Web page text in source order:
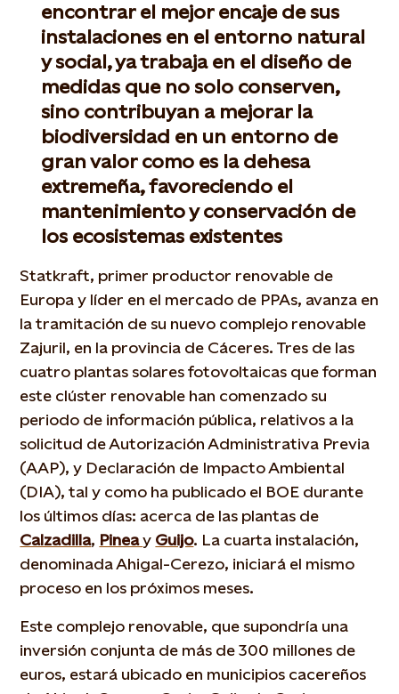
encontrar el mejor encaje de sus
instalaciones en el entorno natural
y social, ya trabaja en el diseño de
medidas que no solo conserven,
sino contribuyan a mejorar la
biodiversidad en un entorno de
gran valor como es la dehesa
extremeña, favoreciendo el
mantenimiento y conservación de
los ecosistemas existentes
Statkraft, primer productor renovable de
Europa y líder en el mercado de PPAs, avanza en
la tramitación de su nuevo complejo renovable
Zajuril, en la provincia de Cáceres. Tres de las
cuatro plantas solares fotovoltaicas que forman
este clúster renovable han comenzado su
periodo de información pública, relativos a la
solicitud de Autorización Administrativa Previa
(AAP), y Declaración de Impacto Ambiental
(DIA), tal y como ha publicado el BOE durante
los últimos días: acerca de las plantas de
Calzadilla, Pineay Guijo. La cuarta instalación,
denominada Ahigal-Cerezo, iniciará el mismo
proceso en los próximos meses.
Este complejo renovable, que supondría una
inversión conjunta de más de 300 millones de
euros, estará ubicado en municipios cacereños